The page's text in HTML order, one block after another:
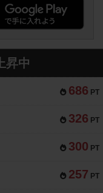
昇中
686 PT
326 PT
300 PT
257 PT